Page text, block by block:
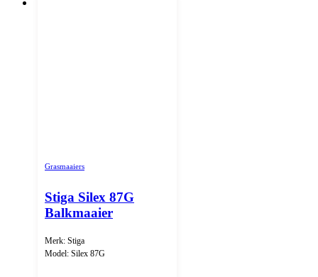
Grasmaaiers
Stiga Silex 87G
Balkmaaier
Merk: Stiga
Model: Silex 87G